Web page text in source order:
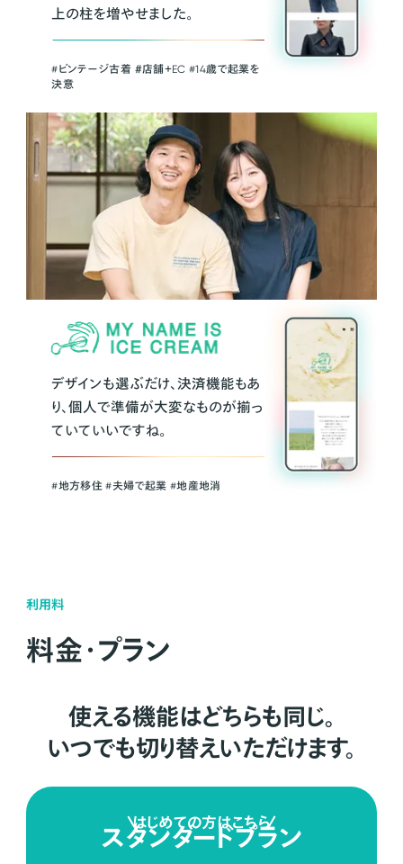
上の柱を増やせました。
#ビンテージ古着 ＃店舗＋EC #14歳で起業を
決意
デザインも選ぶだけ、決済機能もあ
り、個人で準備が大変なものが揃っ
ていていいですね。
#地方移住 #夫婦で起業 #地産地消
利用料
料金・プラン
使える機能はどちらも同じ。
いつでも切り替えいただけます。
はじめての方はこちら
スタンダードプラン